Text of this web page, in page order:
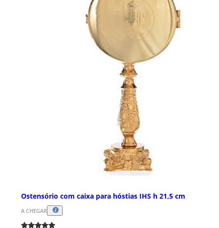
Ostensório com caixa para hóstias IHS h 21,5 cm
A CHEGAR